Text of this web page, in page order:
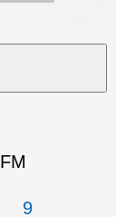
9